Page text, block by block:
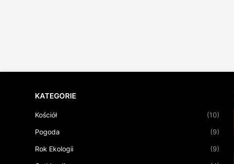
KATEGORIE
Kościół (10)
Pogoda (9)
Rok Ekologii (9)